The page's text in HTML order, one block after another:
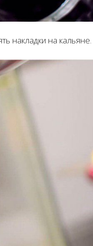
накладки на кальяне.